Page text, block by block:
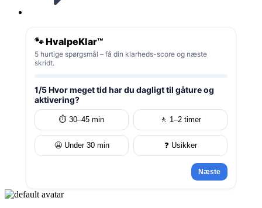
🐾 HvalpeKlar™
5 hurtige spørgsmål – få din klarheds-score og næste
skridt.
1/5 Hvor meget tid har du dagligt til gåture og
aktivering?
⏱️ 30–45 min 🚶 1–2 timer
😬 Under 30 min ❓ Usikker
Næste